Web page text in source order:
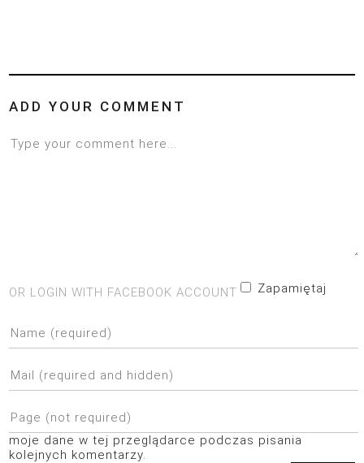
ADD YOUR COMMENT
OR LOGIN WITH FACEBOOK ACCOUNT Zapamiętaj
moje dane w tej przeglądarce podczas pisania
kolejnych komentarzy.